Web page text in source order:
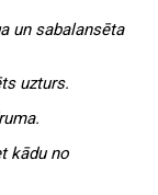
un sabalansēta
uzturs.
kādu no